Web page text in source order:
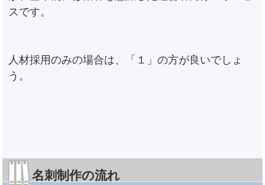
スです。
人材採用のみの場合は、「１」の方が良いでしょ
う。
名刺制作の流れ